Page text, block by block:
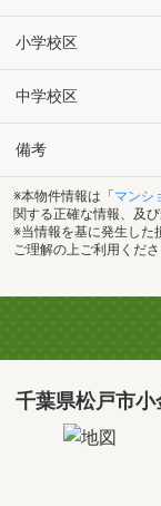
小学校区
中学校区
備考
※本物件情報は「 マンシ
関する正確な情報、及
※当情報を基に発生した
ご理解の上ご利用くださ
千葉県松戸市